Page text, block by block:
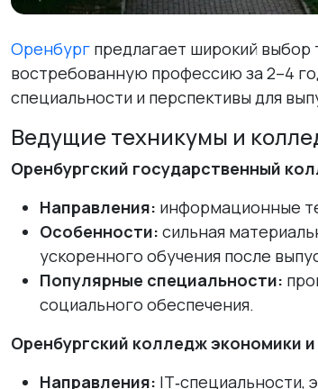
Оренбург предлагает широкий выбор
востребованную профессию за 2–4
специальности и перспективы для
Ведущие техникумы и
Оренбургский государственный
Направления: информационные
Особенности: сильная
ускоренного обучения после
Популярные специальности:
социального обеспечения.
Оренбургский колледж экономики
Направления: IT‑специальности,